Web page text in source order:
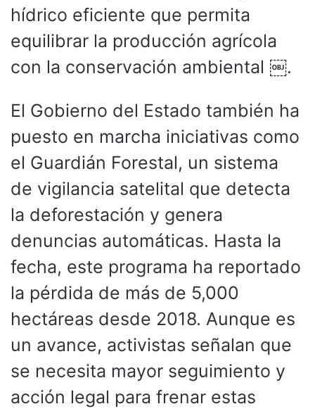
hídrico eficiente que permita
equilibrar la producción agrícola
con la conservación ambiental ￼.
El Gobierno del Estado también ha
puesto en marcha iniciativas como
el Guardián Forestal, un sistema
de vigilancia satelital que detecta
la deforestación y genera
denuncias automáticas. Hasta la
fecha, este programa ha reportado
la pérdida de más de 5,000
hectáreas desde 2018. Aunque es
un avance, activistas señalan que
se necesita mayor seguimiento y
acción legal para frenar estas